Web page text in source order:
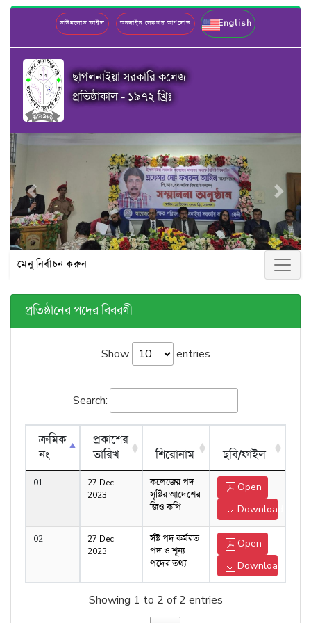
ডাউনলোড ফাইল অনলাইন লেকচার আপলোড English
ছাগলনাইয়া সরকারি কলেজ
প্রতিষ্ঠাকাল - ১৯৭২ খ্রিঃ
Previous Next
মেনু নির্বাচন করুন
প্রতিষ্ঠানের পদের বিবরণী
Show entries
Search:
ক্রমিক
নং
প্রকাশের
তারিখ
শিরোনাম ছবি/ফাইল
01
27 Dec
2023
কলেজের পদ
সৃষ্টির আদেশের
জিও কপি
Open
Download
02
27 Dec
2023
র্সষ্ট পদ কর্মরত
পদ ও শূন্য
পদের তথ্য
Open
Download
Showing 1 to 2 of 2 entries